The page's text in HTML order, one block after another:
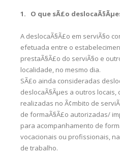
1. O que sÃ£o
A deslocaÃ§Ã£o em serviÃ§o
efetuada entre o
prestaÃ§Ã£o do serviÃ§o e
localidade, no mesmo dia.
SÃ£o ainda consideradas
deslocaÃ§Ãµes a outros locais,
realizadas no Ã¢mbito de
de formaÃ§Ã£o autorizadas/
para acompanhamento de
vocacionais ou profissionais,
de trabalho.